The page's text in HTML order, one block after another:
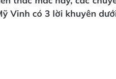
Vinh có 3 lời khuyên